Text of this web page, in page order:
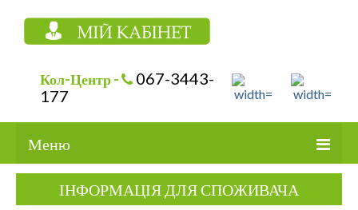
Кол-Центр -
067-3443-
177
Меню
ПОСЛУГИ
ІНФОРМАЦІЯ ДЛЯ СПОЖИВАЧА